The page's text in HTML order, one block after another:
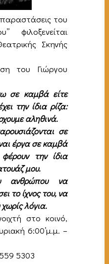
του
φιλοξενείται
Σκηνής
του Γιώργου
σε καμβά είτε
την ίδια ρίζα:
αληθινά.
σε
έργα σε καμβά
την ίδια
μου.
ανθρώπου να
το ίχνος του, να
λόγια.
στο κοινό,
6:00’μ.μ. –
5303